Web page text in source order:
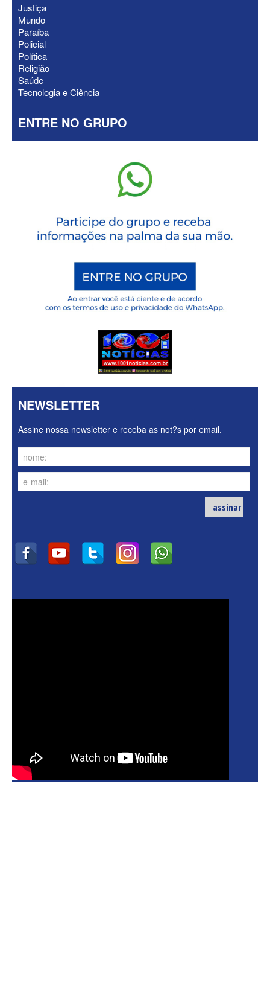
Justiça
Mundo
Paraíba
Policial
Política
Religião
Saúde
Tecnologia e Ciência
ENTRE NO GRUPO
NEWSLETTER
Assine nossa newsletter e receba as not?s por email.